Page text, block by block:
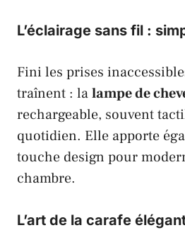
L’éclairage sans fil :
Fini les prises
traînent : lalampe de
rechargeable, souvent
quotidien. Elle apporte
touche design pour
chambre.
L’art de la carafe